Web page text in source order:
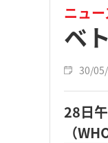
ニュ
ベ
30/
28日
（